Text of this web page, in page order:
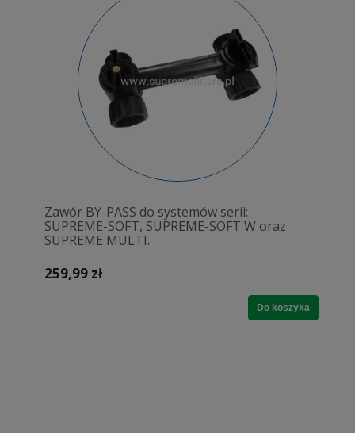
Zawór BY-PASS do systemów serii:
SUPREME-SOFT, SUPREME-SOFT W oraz
SUPREME MULTI.
259,99 zł
Do koszyka